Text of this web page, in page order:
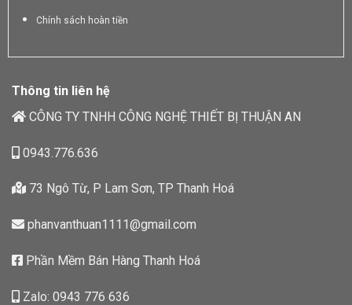
Chính sách hoàn tiền
Thông tin liên hệ
CÔNG TY TNHH CÔNG NGHỆ THIẾT BỊ THUẬN AN
0943.776.636
73 Ngô Từ, P Lam Sơn, TP Thanh Hoá
phanvanthuan1111@gmail.com
Phần Mềm Bán Hàng Thanh Hoá
Zalo: 0943 776 636